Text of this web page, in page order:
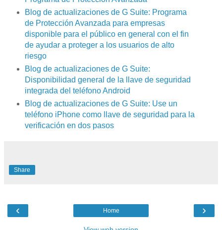
Blog de actualizaciones de G Suite: Programa
de Protección Avanzada para empresas
disponible para el público en general con el fin
de ayudar a proteger a los usuarios de alto
riesgo
Blog de actualizaciones de G Suite:
Disponibilidad general de la llave de seguridad
integrada del teléfono Android
Blog de actualizaciones de G Suite: Use un
teléfono iPhone como llave de seguridad para la
verificación en dos pasos
Share
‹ ›
Home